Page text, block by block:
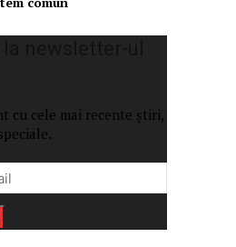
cu cele mai recente știri,